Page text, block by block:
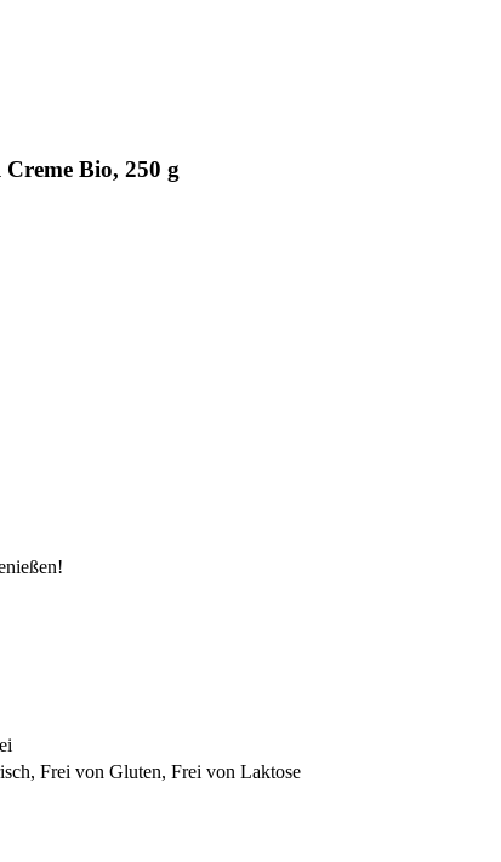
Bio, 250 g
Frei von Gluten, Frei von Laktose